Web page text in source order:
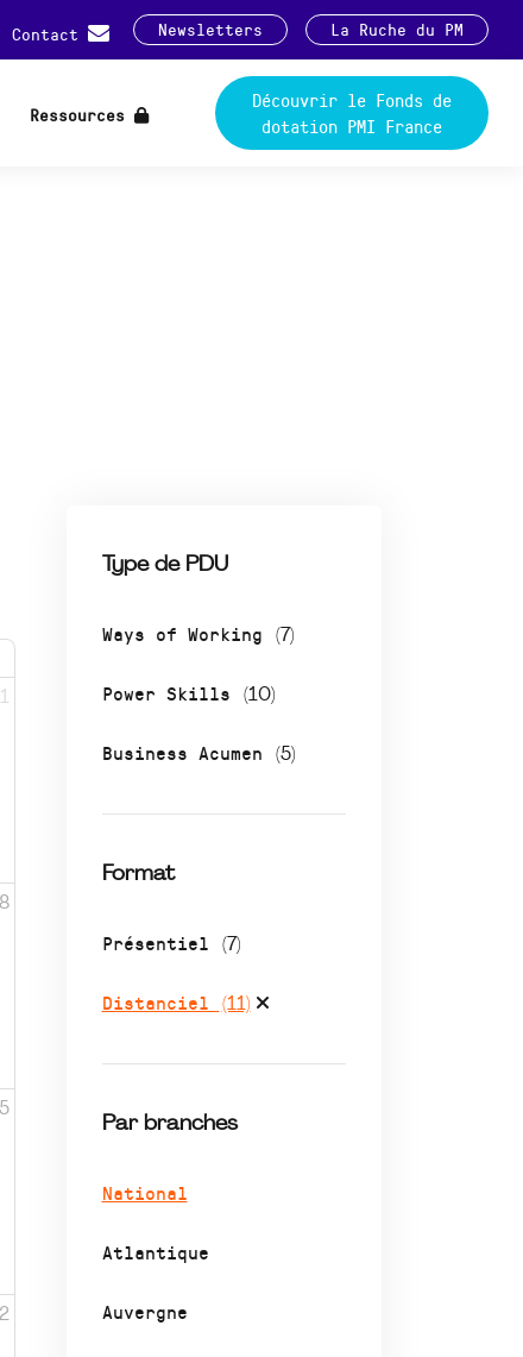
Contact Newsletters La Ruche du PM
Ressources
Découvrir le Fonds de
dotation PMI France
Type de PDU
Ways of Working (7)
Power Skills (10)
Business Acumen (5)
Format
Présentiel (7)
Distanciel (11)
Par branches
National
Atlantique
Auvergne
1
8